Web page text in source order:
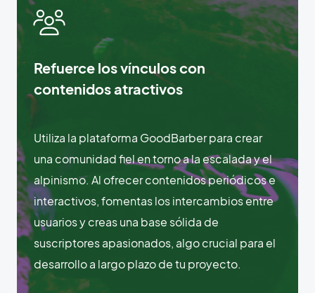
Refuerce los vínculos con
contenidos atractivos
Utiliza la plataforma GoodBarber para crear
una comunidad fiel en torno a la escalada y el
alpinismo. Al ofrecer contenidos periódicos e
interactivos, fomentas los intercambios entre
usuarios y creas una base sólida de
suscriptores apasionados, algo crucial para el
desarrollo a largo plazo de tu proyecto.